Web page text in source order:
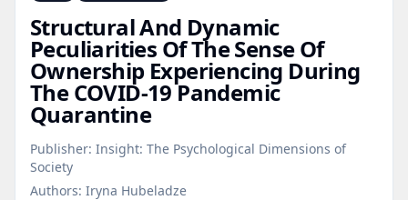
Structural And Dynamic
Peculiarities Of The Sense Of
Ownership Experiencing During
The COVID‑19 Pandemic
Quarantine
Publisher: Insight: The Psychological Dimensions of
Society
Authors: Iryna Hubeladze